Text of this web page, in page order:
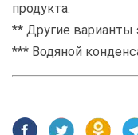
продукта.
** Другие варианты
*** Водяной